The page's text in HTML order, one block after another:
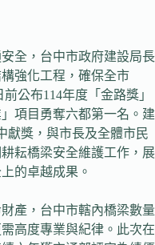
全，台中市政府建設局長
強化工程，確保全市
公布114年度「金路獎」
項目勇奪六都第一名。建
獻獎，與市長及全體市民
耘橋梁安全維護工作，展
的卓越成果。
產，台中市轄內橋梁數量
高度專業與紀律。此次在